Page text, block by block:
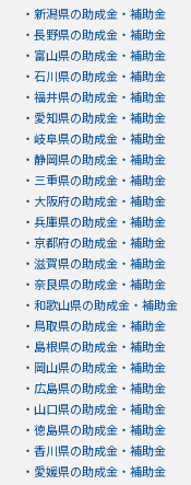
・ 新潟県の助成金・補助金
・ 長野県の助成金・補助金
・ 富山県の助成金・補助金
・ 石川県の助成金・補助金
・ 福井県の助成金・補助金
・ 愛知県の助成金・補助金
・ 岐阜県の助成金・補助金
・ 静岡県の助成金・補助金
・ 三重県の助成金・補助金
・ 大阪府の助成金・補助金
・ 兵庫県の助成金・補助金
・ 京都府の助成金・補助金
・ 滋賀県の助成金・補助金
・ 奈良県の助成金・補助金
・ 和歌山県の助成金・補助金
・ 鳥取県の助成金・補助金
・ 島根県の助成金・補助金
・ 岡山県の助成金・補助金
・ 広島県の助成金・補助金
・ 山口県の助成金・補助金
・ 徳島県の助成金・補助金
・ 香川県の助成金・補助金
・ 愛媛県の助成金・補助金